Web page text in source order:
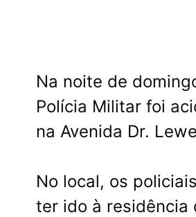
Na noite de
Polícia Militar foi
na Avenida Dr.
No local, os
ter ido à residência